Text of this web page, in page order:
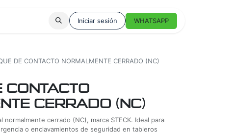
Iniciar sesión WHATSAPP
DE CONTACTO NORMALMENTE CERRADO (NC)
CONTACTO
CERRADO (NC)
cerrado (NC), marca STECK. Ideal para
o enclavamientos de seguridad en tableros